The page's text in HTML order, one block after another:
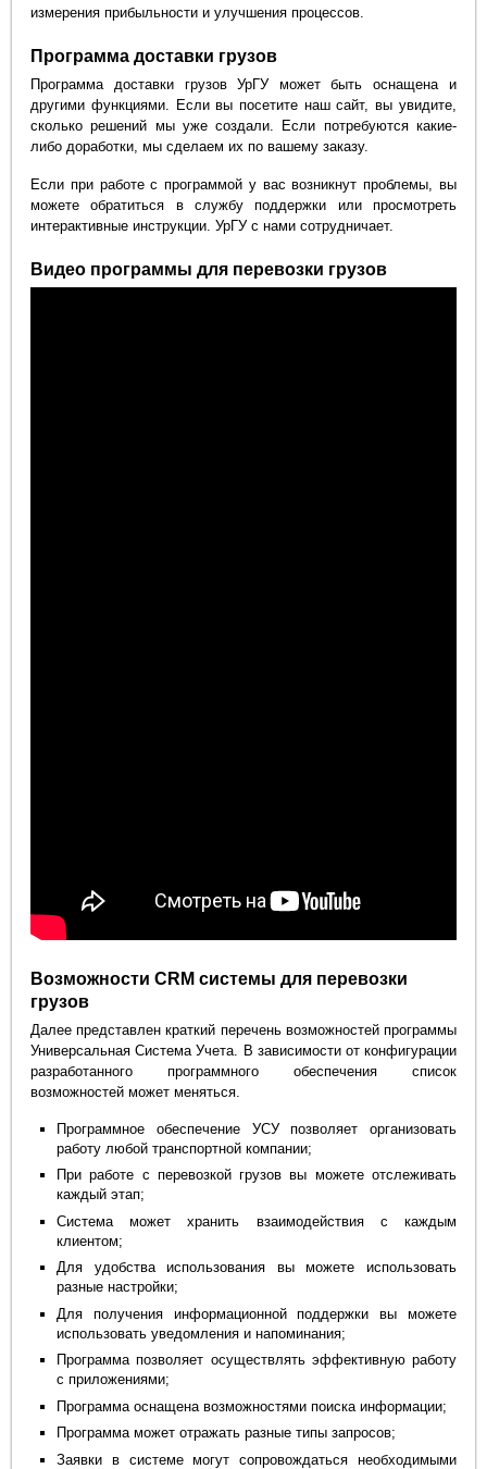
измерения прибыльности и улучшения процессов.
Программа доставки грузов
Программа доставки грузов УрГУ может быть оснащена и
другими функциями. Если вы посетите наш сайт, вы увидите,
сколько решений мы уже создали. Если потребуются какие-
либо доработки, мы сделаем их по вашему заказу.
Если при работе с программой у вас возникнут проблемы, вы
можете обратиться в службу поддержки или просмотреть
интерактивные инструкции. УрГУ с нами сотрудничает.
Видео программы для перевозки грузов
Возможности CRM системы для перевозки
грузов
Далее представлен краткий перечень возможностей программы
Универсальная Система Учета. В зависимости от конфигурации
разработанного программного обеспечения список
возможностей может меняться.
Программное обеспечение УСУ позволяет организовать
работу любой транспортной компании;
При работе с перевозкой грузов вы можете отслеживать
каждый этап;
Система может хранить взаимодействия с каждым
клиентом;
Для удобства использования вы можете использовать
разные настройки;
Для получения информационной поддержки вы можете
использовать уведомления и напоминания;
Программа позволяет осуществлять эффективную работу
с приложениями;
Программа оснащена возможностями поиска информации;
Программа может отражать разные типы запросов;
Заявки в системе могут сопровождаться необходимыми